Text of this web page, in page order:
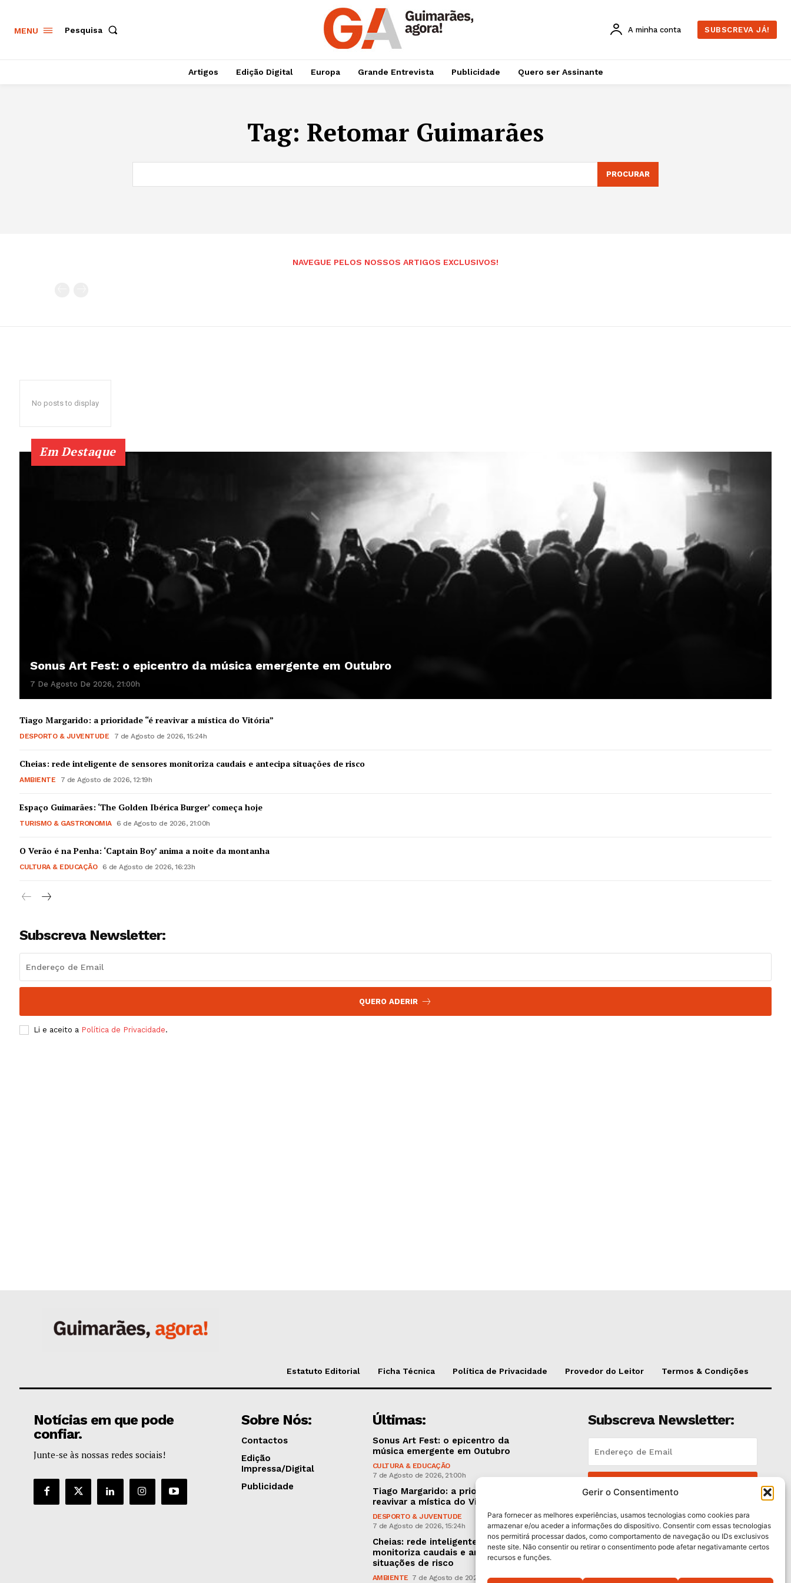
Guimarães, agora!
Gerir o Consentimento
Para fornecer as melhores experiências, usamos tecnologias como cookies para
armazenar e/ou aceder a informações do dispositivo. Consentir com essas tecnologias
nos permitirá processar dados, como comportamento de navegação ou IDs exclusivos
neste site. Não consentir ou retirar o consentimento pode afetar negativamante certos
recursos e funções.
MENU Pesquisa A minha conta SUBSCREVA JÁ!
Artigos Edição Digital Europa Grande Entrevista Publicidade Quero ser Assinante
Tag: Retomar Guimarães
PROCURAR
NAVEGUE PELOS NOSSOS ARTIGOS EXCLUSIVOS!
No posts to display
Em Destaque
Sonus Art Fest: o epicentro da música emergente em Outubro
7 De Agosto De 2026, 21:00h
Tiago Margarido: a prioridade “é reavivar a mística do Vitória”
DESPORTO & JUVENTUDE 7 de Agosto de 2026, 15:24h
Cheias: rede inteligente de sensores monitoriza caudais e antecipa situações de risco
AMBIENTE 7 de Agosto de 2026, 12:19h
Espaço Guimarães: ‘The Golden Ibérica Burger’ começa hoje
TURISMO & GASTRONOMIA 6 de Agosto de 2026, 21:00h
O Verão é na Penha: ‘Captain Boy’ anima a noite da montanha
CULTURA & EDUCAÇÃO 6 de Agosto de 2026, 16:23h
Subscreva Newsletter:
QUERO ADERIR
Li e aceito a Política de Privacidade.
Estatuto Editorial Ficha Técnica Política de Privacidade Provedor do Leitor Termos & Condições
Notícias em que pode
confiar.
Junte-se às nossas redes sociais!
Sobre Nós:
Contactos
Edição
Impressa/Digital
Publicidade
Últimas:
Sonus Art Fest: o epicentro da
música emergente em Outubro
CULTURA & EDUCAÇÃO
7 de Agosto de 2026, 21:00h
Tiago Margarido: a prioridade “é
reavivar a mística do Vitória”
DESPORTO & JUVENTUDE
7 de Agosto de 2026, 15:24h
Cheias: rede inteligente de sensores
monitoriza caudais e antecipa
situações de risco
AMBIENTE 7 de Agosto de 2026, 12:19h
Subscreva Newsletter:
Li e aceito aPolítica de Privacidade .